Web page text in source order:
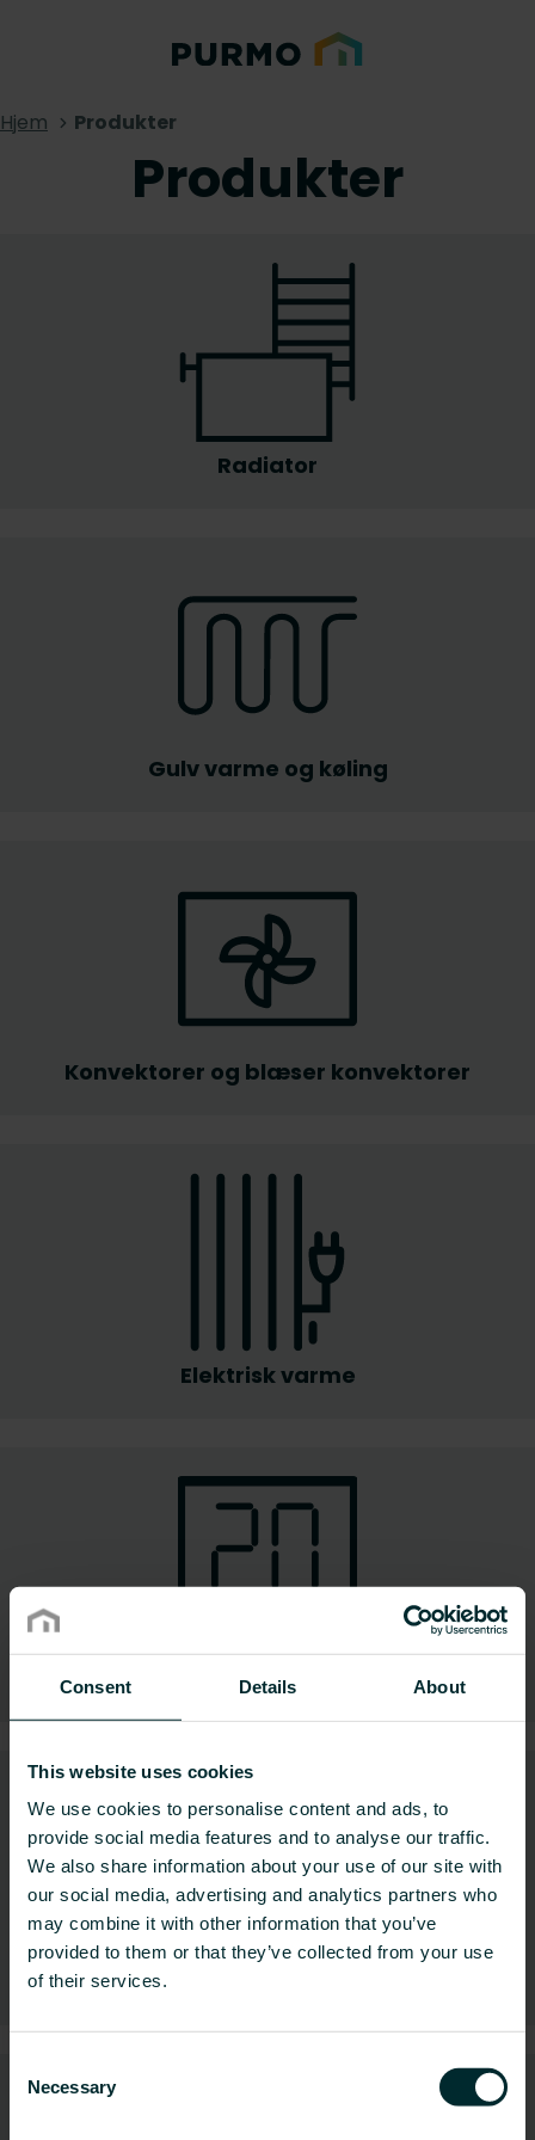
Consent Details About
This website uses cookies
We use cookies to personalise content and ads, to
provide social media features and to analyse our traffic.
We also share information about your use of our site with
our social media, advertising and analytics partners who
may combine it with other information that you’ve
provided to them or that they’ve collected from your use
of their services.
Selection
Necessary
Hjem Produkter
Produkter
Radiator
Gulv varme og køling
Konvektorer og blæser konvektorer
Elektrisk varme
Elektronisk styring